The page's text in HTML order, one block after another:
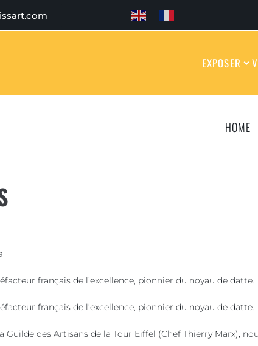
EXPOSER
HOME
français de l’excellence, pionnier du noyau de datte.
français de l’excellence, pionnier du noyau de datte.
Guilde des Artisans de la Tour Eiffel (Chef Thierry Marx),